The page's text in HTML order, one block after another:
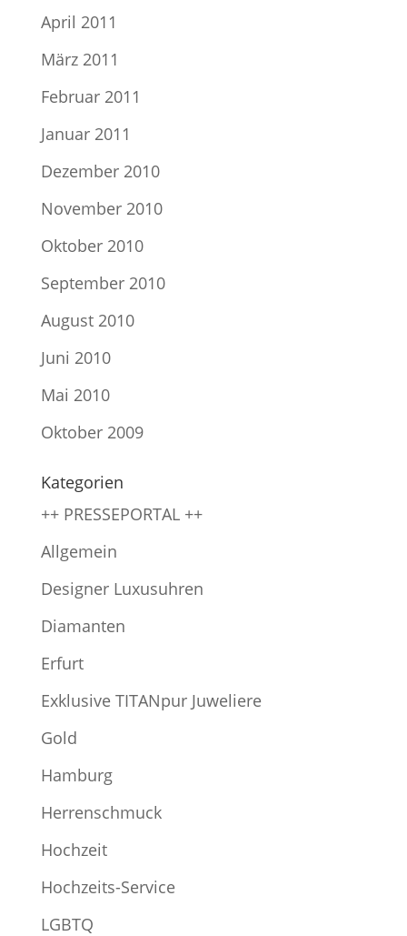
April 2011
März 2011
Februar 2011
Januar 2011
Dezember 2010
November 2010
Oktober 2010
September 2010
August 2010
Juni 2010
Mai 2010
Oktober 2009
Kategorien
++ PRESSEPORTAL ++
Allgemein
Designer Luxusuhren
Diamanten
Erfurt
Exklusive TITANpur Juweliere
Gold
Hamburg
Herrenschmuck
Hochzeit
Hochzeits-Service
LGBTQ